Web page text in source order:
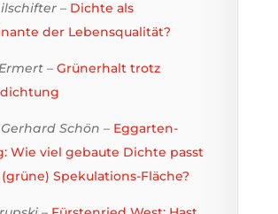
– Dichte als
der Lebensqualität?
– Grünerhalt trotz
Schön – Eggarten-
Wie viel gebaute Dichte passt
Spekulations-Fläche?